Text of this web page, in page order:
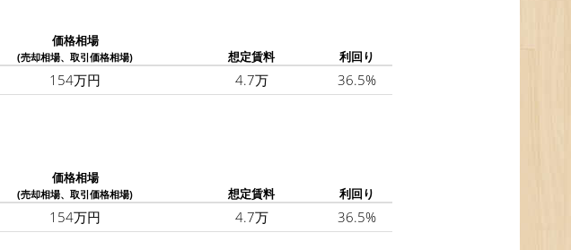
価格相場
(売却相場、取引価格相場) 想定賃料 利回り
154万円 4.7万 36.5%
価格相場
(売却相場、取引価格相場) 想定賃料 利回り
154万円 4.7万 36.5%